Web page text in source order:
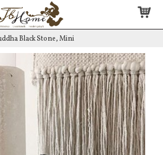
Black Stone, Mini